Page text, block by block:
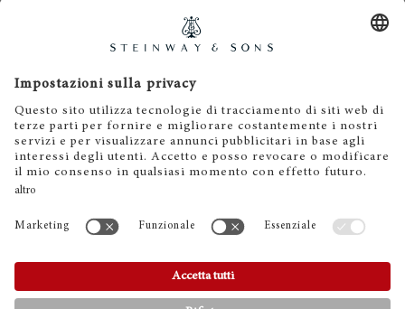
Informativa privacy
Termini e condizioni
Cookies